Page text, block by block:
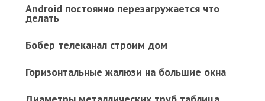
Android постоянно перезагружается что
делать
Бобер телеканал строим дом
Горизонтальные жалюзи на большие окна